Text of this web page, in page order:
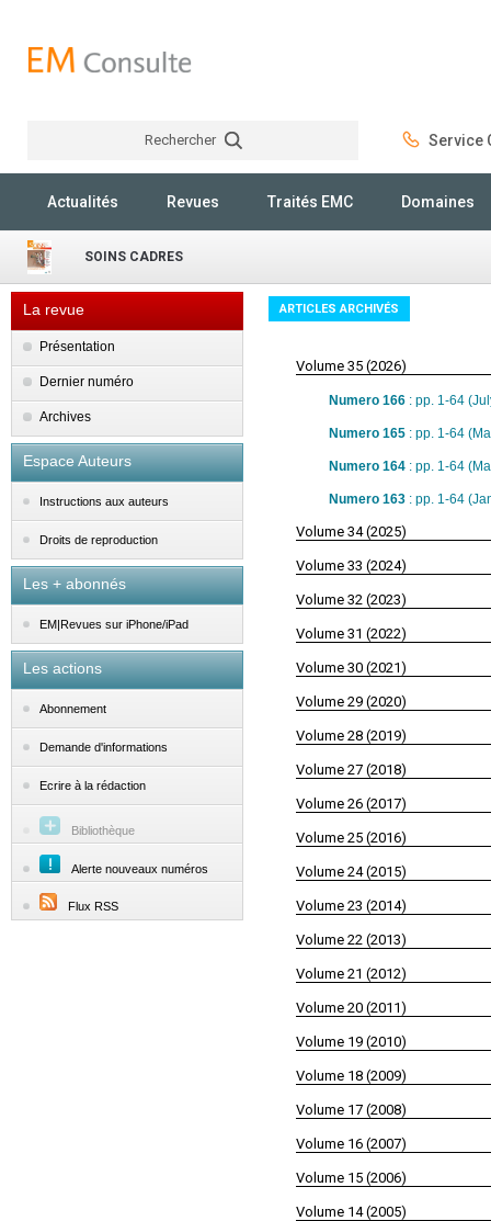
Rechercher Service
Actualités Revues Traités EMC Domaines
SOINS CADRES
La revue
Présentation
Dernier numéro
Archives
Espace Auteurs
Instructions aux auteurs
Droits de reproduction
Les + abonnés
EM|Revues sur iPhone/iPad
Les actions
Abonnement
Demande d'informations
Ecrire à la rédaction
Bibliothèque
Alerte nouveaux numéros
Flux RSS
ARTICLES ARCHIVÉS
Volume 35 (2026)
Numero 166 : pp. 1-64
Numero 165 : pp. 1-64
Numero 164 : pp. 1-64
Numero 163 : pp. 1-64
Volume 34 (2025)
Volume 33 (2024)
Volume 32 (2023)
Volume 31 (2022)
Volume 30 (2021)
Volume 29 (2020)
Volume 28 (2019)
Volume 27 (2018)
Volume 26 (2017)
Volume 25 (2016)
Volume 24 (2015)
Volume 23 (2014)
Volume 22 (2013)
Volume 21 (2012)
Volume 20 (2011)
Volume 19 (2010)
Volume 18 (2009)
Volume 17 (2008)
Volume 16 (2007)
Volume 15 (2006)
Volume 14 (2005)